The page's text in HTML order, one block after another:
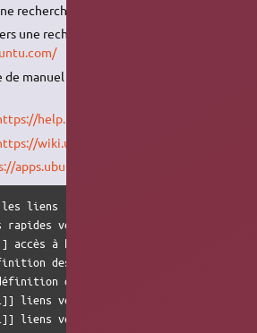
recherche Google.
une recherche sur
de manuel en anglais de la commande
help.ubuntu.com/community/
wiki.ubuntu.com/
apps.ubuntu.com
les liens
rapides vers d'autres Wikis. Par
accès à http://guide.ubuntu-fr.org
des Wikis dans Wikipedia]]
des Wikis dans Wikipedia]]
liens vers une recherche Google.
liens vers une recherche sur http://